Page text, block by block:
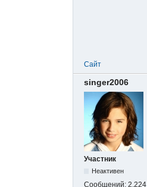
Сайт
singer2006
Участник
Неактивен
Сообщений: 2,224